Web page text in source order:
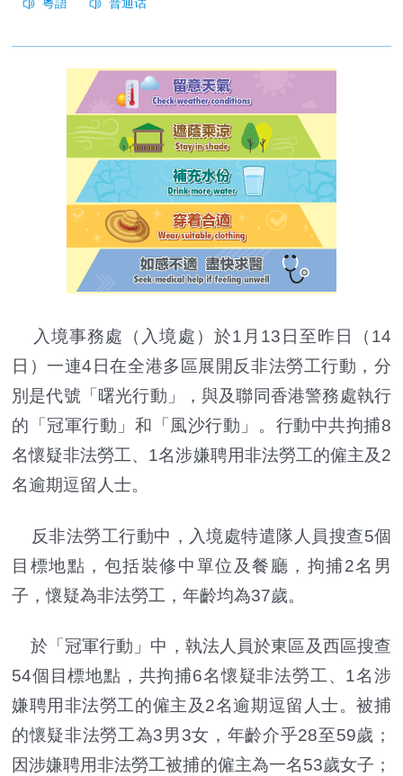
入境事務處（入境處）於1月13日至昨日（14
日）一連4日在全港多區展開反非法勞工行動，分
別是代號「曙光行動」，與及聯同香港警務處執行
的「冠軍行動」和「風沙行動」。行動中共拘捕8
名懷疑非法勞工、1名涉嫌聘用非法勞工的僱主及2
名逾期逗留人士。
反非法勞工行動中，入境處特遣隊人員搜查5個
目標地點，包括裝修中單位及餐廳，拘捕2名男
子，懷疑為非法勞工，年齡均為37歲。
於「冠軍行動」中，執法人員於東區及西區搜查
54個目標地點，共拘捕6名懷疑非法勞工、1名涉
嫌聘用非法勞工的僱主及2名逾期逗留人士。被捕
的懷疑非法勞工為3男3女，年齡介乎28至59歲；
因涉嫌聘用非法勞工被捕的僱主為一名53歲女子；